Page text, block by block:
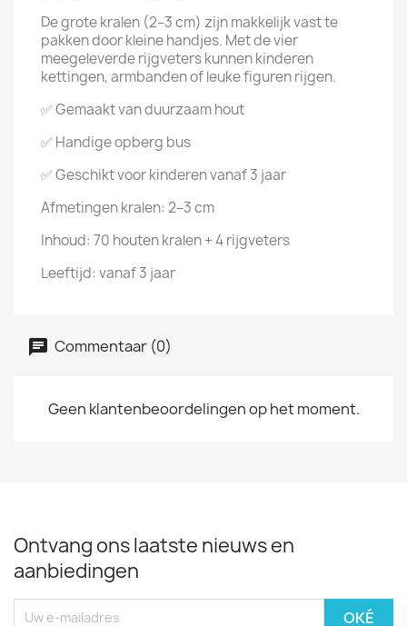
De grote kralen (2–3 cm) zijn makkelijk vast te
pakken door kleine handjes. Met de vier
meegeleverde rijgveters kunnen kinderen
kettingen, armbanden of leuke figuren rijgen.
✅ Gemaakt van duurzaam hout
✅ Handige opberg bus
✅ Geschikt voor kinderen vanaf 3 jaar
Afmetingen kralen: 2–3 cm
Inhoud: 70 houten kralen + 4 rijgveters
Leeftijd: vanaf 3 jaar
Commentaar (0)
Geen klantenbeoordelingen op het moment.
Ontvang ons laatste nieuws en
aanbiedingen